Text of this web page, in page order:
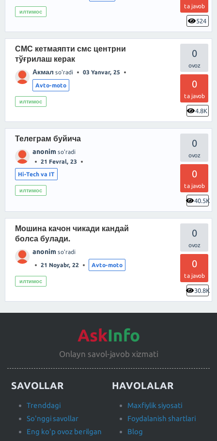
ta javob
524
илтимос
0
0
ta javob
4.8K
СМС кетмаяпти смс центрни
тўғрилаш керак
Акмал so'radi 03 Yanvar, 25
Avto-moto
илтимос
0
0
ta javob
40.5K
Телеграм буйича
anonim so'radi
21 Fevral, 23
Hi-Tech va IT
илтимос
0
0
ta javob
30.8K
Мошина качон чикади кандай
болса булади.
anonim so'radi
21 Noyabr, 22 Avto-moto
илтимос
AskInfo
Onlayn savol-javob xizmati
SAVOLLAR
Trenddagi
So'nggi savollar
Eng ko'p ovoz berilgan
HAVOLALAR
Maxfiylik siyosati
Foydalanish shartlari
Blog